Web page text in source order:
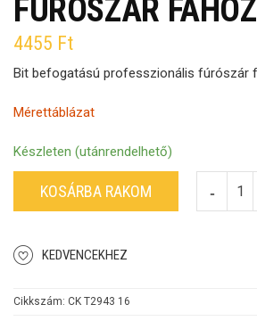
FÚRÓSZÁR
4455 Ft
Bit befogatású professzionális fúrószár
Mérettáblázat
Készleten (utánrendelhető)
KOSÁRBA RAKOM
KEDVENCEKHEZ
Cikkszám: CK T2943 16